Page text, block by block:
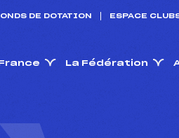
DE DOTATION ESPACE
La Fédération